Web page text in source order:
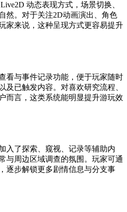
动态表现方式，场景切换、
然。对于关注2D动画演出、角色
家来说，这种呈现方式更容易提升
看与事件记录功能，便于玩家随时
及已触发内容。对喜欢研究流程、
而言，这类系统能明显提升游玩效
入了探索、窥视、记录等辅助内
与周边区域调查的氛围。玩家可通
逐步解锁更多剧情信息与分支事